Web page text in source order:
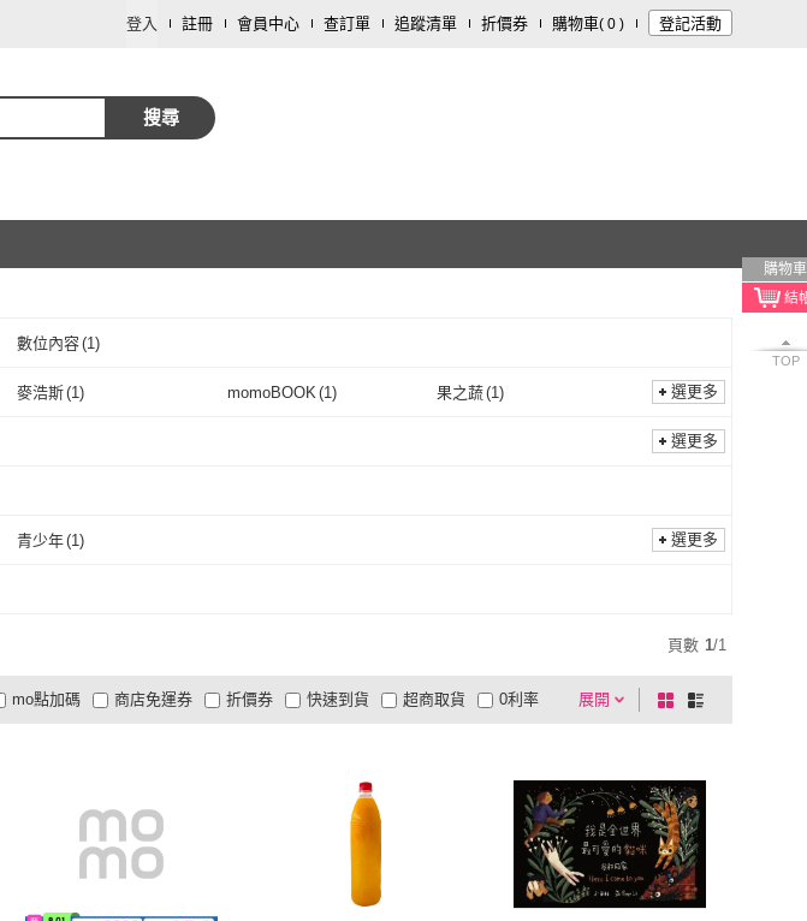
登入 註冊 會員中心 查訂單 追蹤清單 折價券 購物車( 0 ) 登記活動
搜尋
購物車
TOP
數位內容(1)
麥浩斯(1) momoBOOK (1) 果之蔬(1) 選更多
選更多
青少年(1) 選更多
頁數 1/1
展開
折價券
有影片
商品有量 電視購物
mo點加碼 快速到貨 超商取貨
大家電安心配
大家電快配
商店免運券 0利率
棋
盤
列